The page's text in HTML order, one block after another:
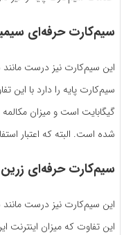
سیم‌کارت حرفه‌ای
این سیم‌کارت نیز درست
شده است. البته که اعتبار استفاده از
سیم‌کارت حرفه‌ای زرین
این سیم‌کارت نیز درست